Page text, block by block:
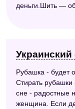
деньги.Шить —
Украинский
Рубашка - будет
Стирать рубашки
сне - радостные
женщина. Если